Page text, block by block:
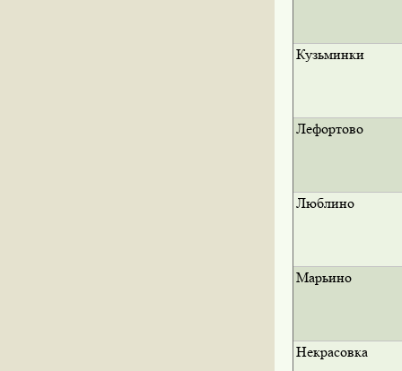
Кузьминки
Лефортово
Люблино
Марьино
Некрасовка